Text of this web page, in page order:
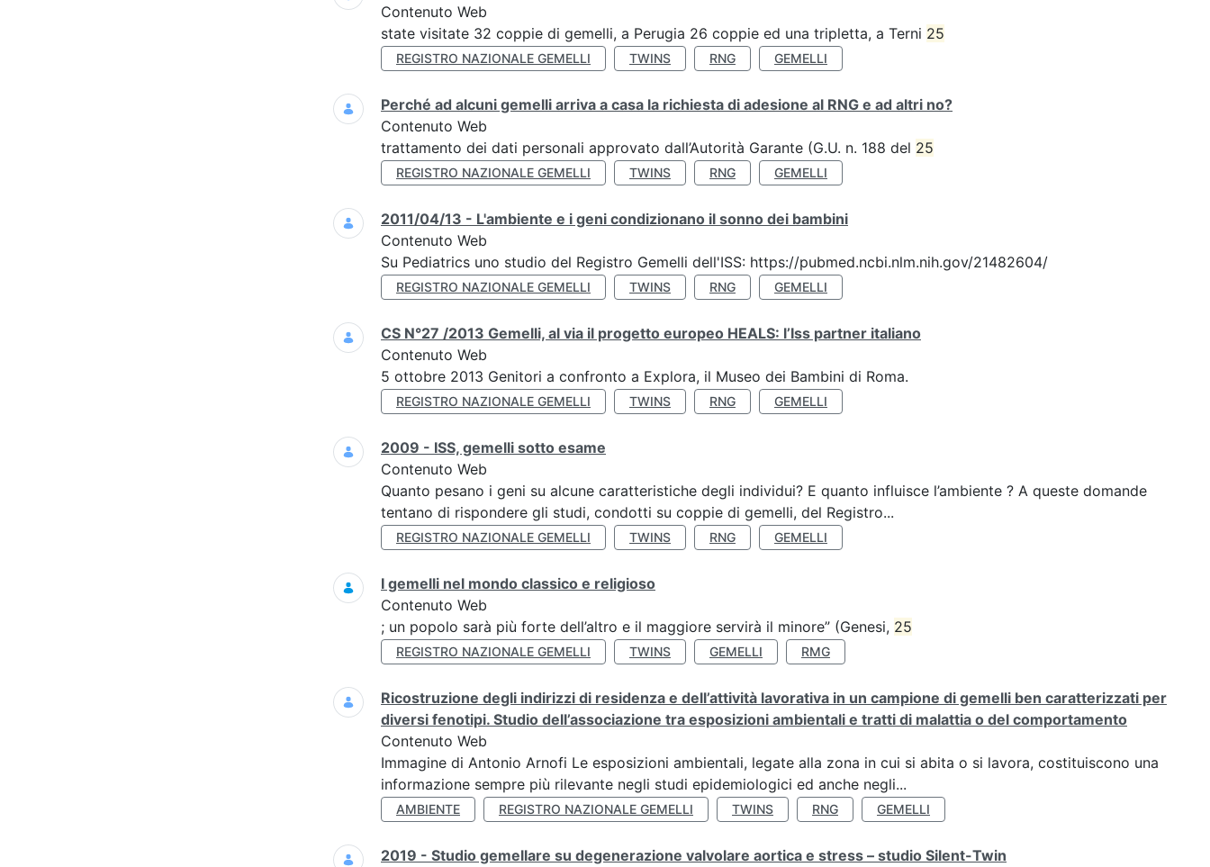
Contenuto Web
state visitate 32 coppie di gemelli, a Perugia 26 coppie ed una tripletta, a Terni 25
REGISTRO NAZIONALE GEMELLI TWINS RNG GEMELLI
Perché ad alcuni gemelli arriva a casa la richiesta di adesione al RNG e ad altri no?
Contenuto Web
trattamento dei dati personali approvato dall’Autorità Garante (G.U. n. 188 del 25
REGISTRO NAZIONALE GEMELLI TWINS RNG GEMELLI
2011/04/13 - L'ambiente e i geni condizionano il sonno dei bambini
Contenuto Web
Su Pediatrics uno studio del Registro Gemelli dell'ISS: https://pubmed.ncbi.nlm.nih.gov/21482604/
REGISTRO NAZIONALE GEMELLI TWINS RNG GEMELLI
CS N°27 /2013 Gemelli, al via il progetto europeo HEALS: l’Iss partner italiano
Contenuto Web
5 ottobre 2013 Genitori a confronto a Explora, il Museo dei Bambini di Roma.
REGISTRO NAZIONALE GEMELLI TWINS RNG GEMELLI
2009 - ISS, gemelli sotto esame
Contenuto Web
Quanto pesano i geni su alcune caratteristiche degli individui? E quanto influisce l’ambiente ? A queste domande
tentano di rispondere gli studi, condotti su coppie di gemelli, del Registro...
REGISTRO NAZIONALE GEMELLI TWINS RNG GEMELLI
I gemelli nel mondo classico e religioso
Contenuto Web
; un popolo sarà più forte dell’altro e il maggiore servirà il minore” (Genesi, 25
REGISTRO NAZIONALE GEMELLI TWINS GEMELLI RMG
Ricostruzione degli indirizzi di residenza e dell’attività lavorativa in un campione di gemelli ben caratterizzati per
diversi fenotipi. Studio dell’associazione tra esposizioni ambientali e tratti di malattia o del comportamento
Contenuto Web
Immagine di Antonio Arnofi Le esposizioni ambientali, legate alla zona in cui si abita o si lavora, costituiscono una
informazione sempre più rilevante negli studi epidemiologici ed anche negli...
AMBIENTE REGISTRO NAZIONALE GEMELLI TWINS RNG GEMELLI
2019 - Studio gemellare su degenerazione valvolare aortica e stress – studio Silent-Twin